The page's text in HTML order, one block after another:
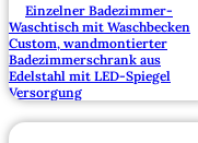
Einzelner Badezimmer-
Waschtisch mit Waschbecken
Custom, wandmontierter
Badezimmerschrank aus
Edelstahl mit LED-Spiegel
Versorgung